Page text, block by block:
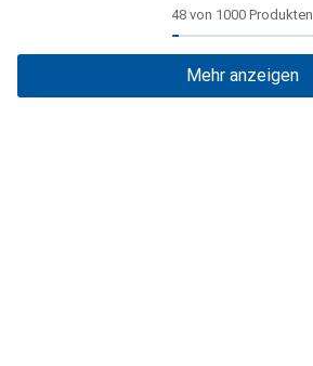
48 von 1000 Produkten
Mehr anzeigen